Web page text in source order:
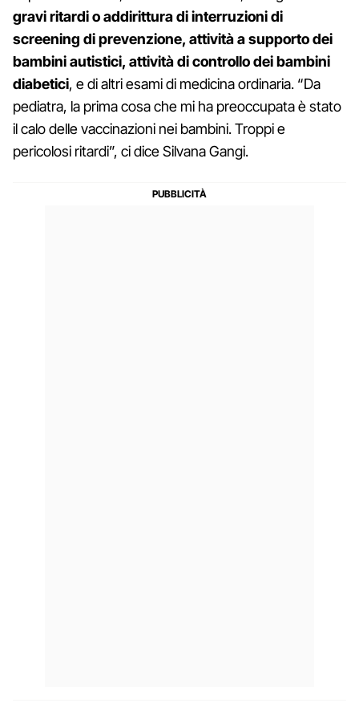
gravi ritardi o addirittura di interruzioni di
screening di prevenzione, attività a supporto dei
bambini autistici, attività di controllo dei bambini
diabetici, e di altri esami di medicina ordinaria. “Da
pediatra, la prima cosa che mi ha preoccupata è stato
il calo delle vaccinazioni nei bambini. Troppi e
pericolosi ritardi”, ci dice Silvana Gangi.